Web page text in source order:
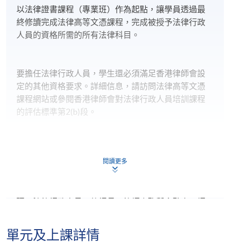
以法律證書課程（專業班）作為起點，讓學員透過最
終修讀完成法律高等文憑課程，完成被授予法律行政
人員的資格所需的所有法律科目。
要擔任法律行政人員，學生還必須滿足香港律師會設
定的其他資格要求。詳細信息，請訪問法律高等文憑
課程網站或參閱香港律師會對法律行政人員培訓課程
的評估標準第2(b)段。
條條大路通羅馬：通往PCLL的不同途徑
法律證書系列課程是開啟法律學習的有效途徑。本系
理、法律行政人員、執行長、律師事務所合夥人、經
從修讀法律證書課程開始你的法律專業進修之旅，繼
而獲得法律行政人員職稱，再通過最終完成法律行政
閱讀更多
單元及上課詳情